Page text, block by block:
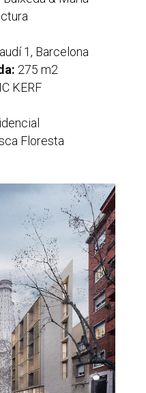
1, Barcelona
275 m2
KERF
Floresta